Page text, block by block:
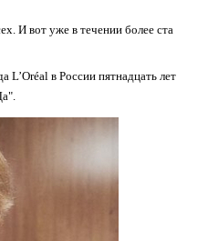
И вот уже в течении более ста
L’Oréal в России пятнадцать лет